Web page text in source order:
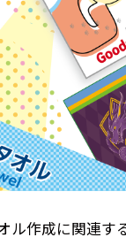
ル作成に関連す